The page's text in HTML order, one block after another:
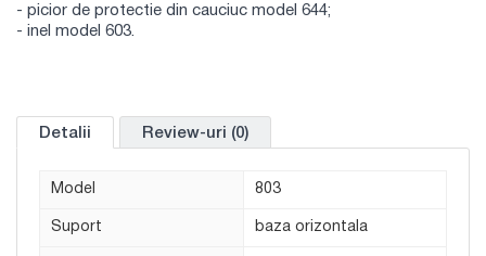
- picior de protectie din cauciuc model 644;
- inel model 603.
Detalii Review-uri (0)
Model 803
Suport baza orizontala